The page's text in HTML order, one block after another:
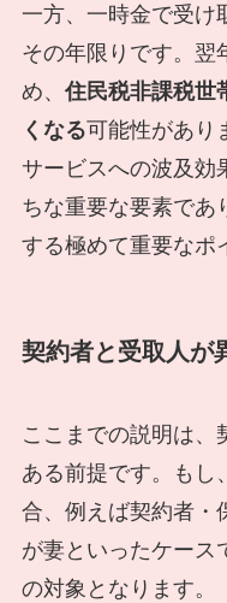
一方、一時金で受け
その年限りです。翌
め、 住民税非課税世
くなる可能性があり
サービスへの波及効
ちな重要な要素であ
する極めて重要なポ
契約者と受取人が
ここまでの説明は、
ある前提です。もし
合、例えば契約者・
が妻といったケース
の対象となります。